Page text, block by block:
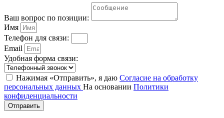
Ваш вопрос по позиции:
Имя
Телефон для связи:
Email
Удобная форма связи:
Нажимая «Отправить», я даю Согласие на обработку
персональных данных На основании Политики
конфиденциальности
Отправить